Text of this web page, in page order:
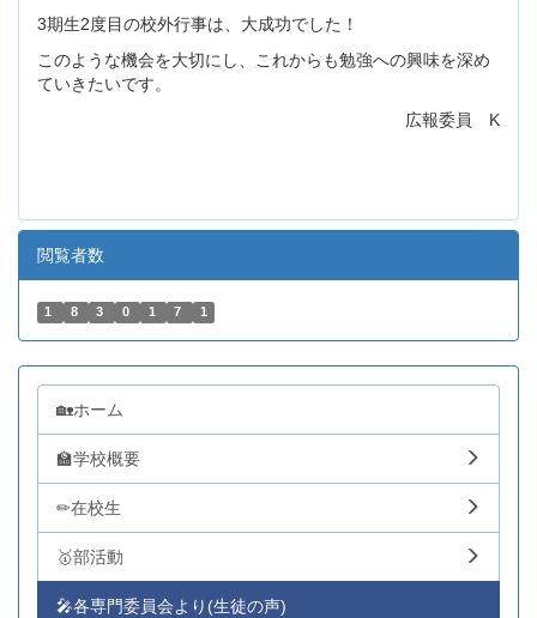
3期生2度目の校外行事は、大成功でした！
このような機会を大切にし、これからも勉強への興味を深め
ていきたいです。
広報委員 K
閲覧者数
1 8 3 0 1 7 1
🏡ホーム
🏫学校概要
✏在校生
🥇部活動
🎤各専門委員会より(生徒の声)